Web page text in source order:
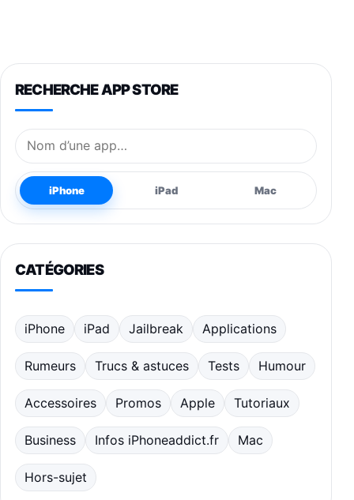
RECHERCHE APP STORE
Nom de l’application
iPhone iPad Mac
CATÉGORIES
iPhone iPad Jailbreak Applications
Rumeurs Trucs & astuces Tests Humour
Accessoires Promos Apple Tutoriaux
Business Infos iPhoneaddict.fr Mac
Hors-sujet